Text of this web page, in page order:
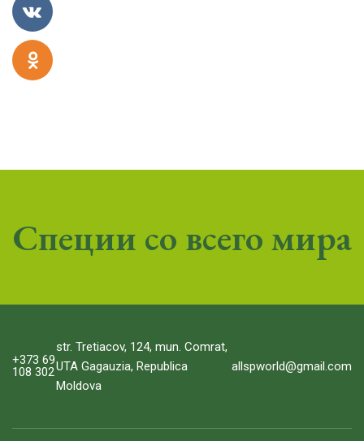
Специи со всего мира
+373 69
108 302
str. Tretiacov, 124, mun. Comrat,
UTA Gagauzia, Republica
Moldova
allspworld@gmail.com